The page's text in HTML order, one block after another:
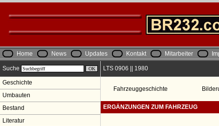
Home News Updates Kontakt Mitarbeiter
Suche
Geschichte
Umbauten
Bestand
Literatur
LTS 0906 || 1980
Fahrzeuggeschichte
ERGÄNZUNGEN ZUM FAHRZEUG